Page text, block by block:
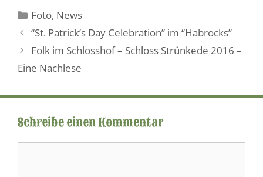
Kategorien
Foto, News
“St. Patrick’s Day Celebration” im “Habrocks”
Folk im Schlosshof – Schloss Strünkede 2016 –
Eine Nachlese
Schreibe einen Kommentar